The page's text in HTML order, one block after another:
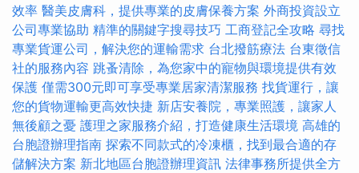
效率 醫美皮膚科，提供專業的皮膚保養方案 外商投資設立
公司專業協助 精準的關鍵字搜尋技巧 工商登記全攻略 尋找
專業貨運公司，解決您的運輸需求 台北撥筋療法 台東徵信
社的服務內容 跳蚤清除，為您家中的寵物與環境提供有效
保護 僅需300元即可享受專業居家清潔服務 找貨運行，讓
您的貨物運輸更高效快捷 新店安養院，專業照護，讓家人
無後顧之憂 護理之家服務介紹，打造健康生活環境 高雄的
台胞證辦理指南 探索不同款式的冷凍櫃，找到最合適的存
儲解決方案 新北地區台胞證辦理資訊 法律事務所提供全方